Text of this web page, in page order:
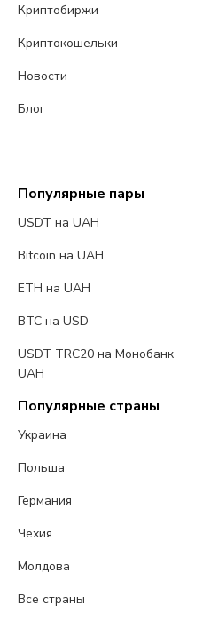
Криптобиржи
Криптокошельки
Новости
Блог
Популярные пары
USDT на UAH
Bitcoin на UAH
ETH на UAH
BTC на USD
USDT TRC20 на Монобанк
UAH
Популярные страны
Украина
Польша
Германия
Чехия
Молдова
Все страны